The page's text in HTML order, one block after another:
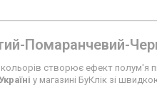
Помаранчевий-
створює ефект полум'я
у магазині БуКлік зі